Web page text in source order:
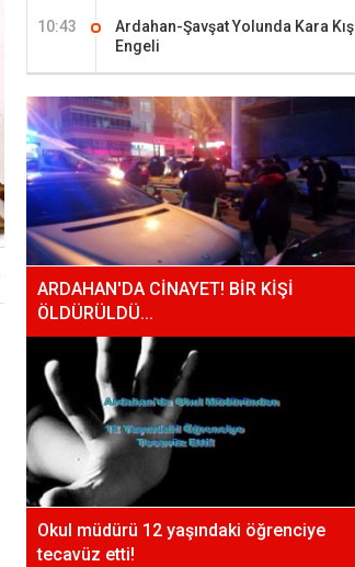
10:43
Ardahan-Şavşat Yolunda Kara Kış
Engeli
ARDAHAN'DA CİNAYET! BİR KİŞİ
ÖLDÜRÜLDÜ...
Okul müdürü 12 yaşındaki öğrenciye
tecavüz etti!